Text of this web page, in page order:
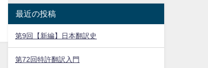
最近の投稿
第9回【新編】日本翻訳史
第72回特許翻訳入門